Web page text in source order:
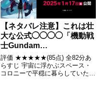
【ネタバレ注意】これは壮
大な公式◯◯◯◯「機動戦
士Gundam
GQuuuuuuX(ジークアク
ス) Beginning」レビュー
評価 ★★★★★(85点) 全82分あ
らすじ 宇宙に浮かぶスペース・
コロニーで平穏に暮らしていた女